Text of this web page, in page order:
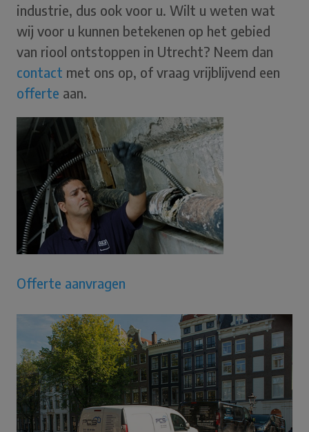
industrie, dus ook voor u. Wilt u weten wat
wij voor u kunnen betekenen op het gebied
van riool ontstoppen in Utrecht? Neem dan
contact met ons op, of vraag vrijblijvend een
offerte aan.
Offerte aanvragen